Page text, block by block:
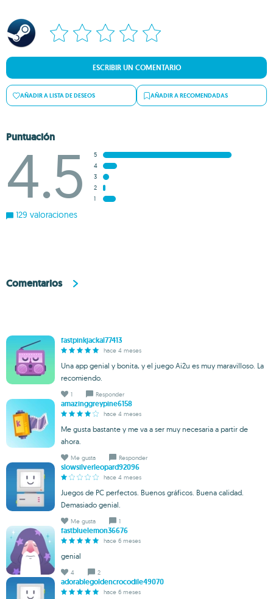
ESCRIBIR UN COMENTARIO
AÑADIR A LISTA DE DESEOS AÑADIR A RECOMENDADAS
Puntuación
4.5
5
4
3
2
1
129 valoraciones
Comentarios
fastpinkjackal77413
hace 4 meses
Una app genial y bonita, y el juego Ai2u es muy maravilloso. La
recomiendo.
1 Responder
amazinggreypine6158
hace 4 meses
Me gusta bastante y me va a ser muy necesaria a partir de
ahora.
Me gusta Responder
slowsilverleopard92096
hace 4 meses
Juegos de PC perfectos. Buenos gráficos. Buena calidad.
Demasiado genial.
Me gusta 1
fastbluelemon36676
hace 6 meses
genial
4 2
adorablegoldencrocodile49070
hace 6 meses